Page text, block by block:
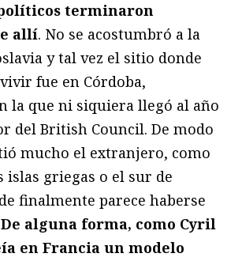
terminaron
allí. No se acostumbró a la
y tal vez el sitio donde
fue en Córdoba,
la que ni siquiera llegó al año
del British Council. De modo
mucho el extranjero, como
islas griegas o el sur de
finalmente parece haberse
De alguna forma, como Cyril
en Francia un modelo